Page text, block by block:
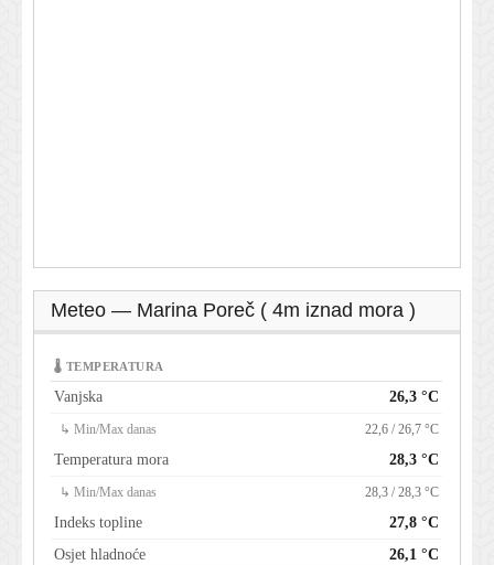
Meteo — Marina Poreč ( 4m iznad mora )
🌡 TEMPERATURA
Vanjska 26,3 °C
↳ Min/Max danas 22,6 / 26,7 °C
Temperatura mora 28,3 °C
↳ Min/Max danas 28,3 / 28,3 °C
Indeks topline
27,8 °C
Osjet hladnoće
26,1 °C